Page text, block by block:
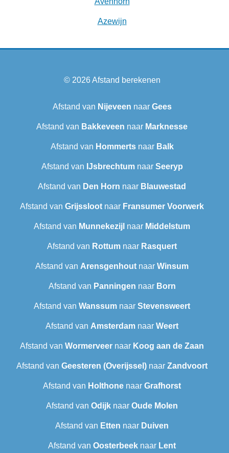
Azewijn
© 2026Afstand berekenen
Afstand van Nijeveen naar Gees
Afstand van Bakkeveen naar Marknesse
Afstand van Hommertsnaar Balk
Afstand van IJsbrechtumnaar Seeryp
Afstand van Den Horn naar Blauwestad
Afstand van Grijssloot naar Fransumer Voorwerk
Afstand van Munnekezijl naar Middelstum
Afstand van Rottum naar Rasquert
Afstand van Arensgenhout naar Winsum
Afstand van Panningen naar Born
Afstand van Wanssum naar Stevensweert
Afstand van Amsterdam naar Weert
Afstand van Wormerveer naar Koog aan de Zaan
Afstand van Geesteren (Overijssel) naar Zandvoort
Afstand van Holthone naar Grafhorst
Afstand van Odijk naar Oude Molen
Afstand van Etten naar Duiven
Afstand van Oosterbeek naar Lent